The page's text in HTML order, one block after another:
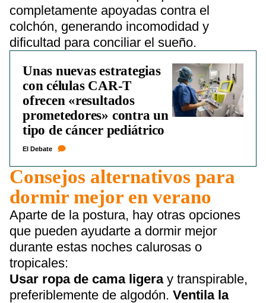
completamente apoyadas contra el
colchón, generando incomodidad y
dificultad para conciliar el sueño.
Unas nuevas estrategias
con células CAR-T
ofrecen «resultados
prometedores» contra un
tipo de cáncer pediátrico
El Debate
Consejos alternativos para
dormir mejor en verano
Aparte de la postura, hay otras opciones
que pueden ayudarte a dormir mejor
durante estas noches calurosas o
tropicales:
Usar ropa de cama ligeray transpirable,
preferiblemente de algodón. Ventila la